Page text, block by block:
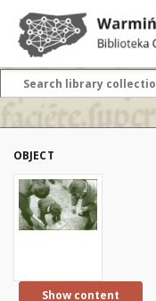
OBJECT
Show content